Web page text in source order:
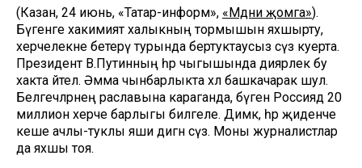
(Казан, 24 июнь, «Татар-информ», «Мәдәни җомга»).
Бүгенге хакимият халыкның тормышын яхшырту,
хәерчелекне бетерү турында бертуктаусыз сүз куерта.
Президент В.Путинның һәр чыгышында диярлек бу
хакта әйтелә. Әмма чынбарлыкта хәл башкачарак шул.
Белгечләрнең раславына караганда, бүген Россиядә 20
миллион хәерче барлыгы билгеле. Димәк, һәр җиденче
кеше ачлы-туклы яши дигән сүз. Моны журналистлар
да яхшы тоя.